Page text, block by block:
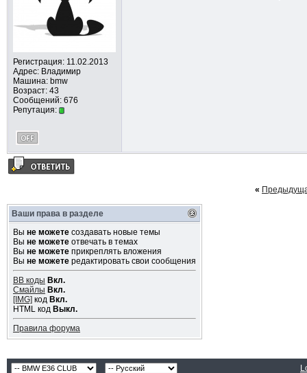
Регистрация: 11.02.2013
Адрес: Владимир
Машина: bmw
Возраст: 43
Сообщений: 676
Репутация:
«
Ваши права в разделе
Вы не можетесоздавать новые темы
Вы не можетеотвечать в темах
Вы не можетеприкреплять вложения
Вы не можетередактировать свои сообщения
BB коды Вкл.
Смайлы Вкл.
[IMG] код Вкл.
HTML код Выкл.
Правила форума